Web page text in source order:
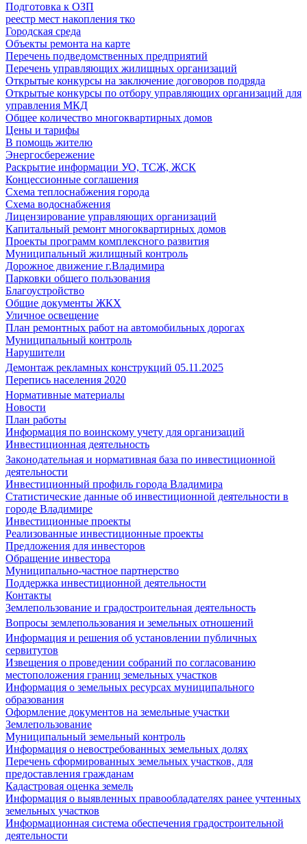
Подготовка к ОЗП
реестр мест накопления тко
Городская среда
Объекты ремонта на карте
Перечень подведомственных предприятий
Перечень управляющих жилищных организаций
Открытые конкурсы на заключение договоров подряда
Открытые конкурсы по отбору управляющих организаций для
управления МКД
Общее количество многоквартирных домов
Цены и тарифы
В помощь жителю
Энергосбережение
Раскрытие информации УО, ТСЖ, ЖСК
Концессионные соглашения
Схема теплоснабжения города
Схема водоснабжения
Лицензирование управляющих организаций
Капитальный ремонт многоквартирных домов
Проекты программ комплексного развития
Муниципальный жилищный контроль
Дорожное движение г.Владимира
Парковки общего пользования
Благоустройство
Общие документы ЖКХ
Уличное освещение
План ремонтных работ на автомобильных дорогах
Муниципальный контроль
Нарушители
Демонтаж рекламных конструкций 05.11.2025
Перепись населения 2020
Нормативные материалы
Новости
План работы
Информация по воинскому учету для организаций
Инвестиционная деятельность
Законодательная и нормативная база по инвестиционной
деятельности
Инвестиционный профиль города Владимира
Статистические данные об инвестиционной деятельности в
городе Владимире
Инвестиционные проекты
Реализованные инвестиционные проекты
Предложения для инвесторов
Обращение инвестора
Муниципально-частное партнерство
Поддержка инвестиционной деятельности
Контакты
Землепользование и градостроительная деятельность
Вопросы землепользования и земельных отношений
Информация и решения об установлении публичных
сервитутов
Извещения о проведении собраний по согласованию
местоположения границ земельных участков
Информация о земельных ресурсах муниципального
образования
Оформление документов на земельные участки
Землепользование
Муниципальный земельный контроль
Информация о невостребованных земельных долях
Перечень сформированных земельных участков, для
предоставления гражданам
Кадастровая оценка земель
Информация о выявленных правообладателях ранее учтенных
земельных участков
Информационная система обеспечения градостроительной
деятельности